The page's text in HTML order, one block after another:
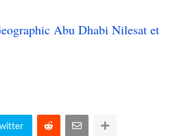
Abu Dhabi Nilesat et